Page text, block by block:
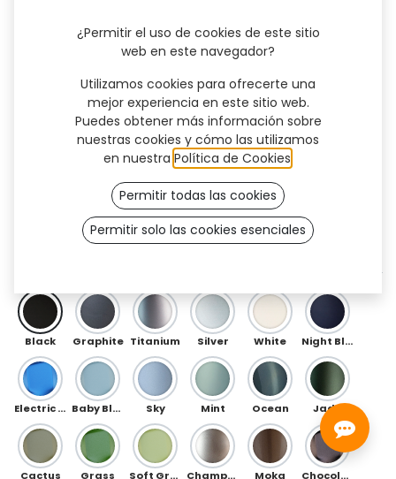
Next (TF)
Black Graphite Titanium Silver White Night Blue
Electric Blue Baby Blue Sky Mint Ocean Jade
Cactus Grass Soft Green Champagne Moka Chocolate
¿Permitir el uso de cookies de este sitio
web en este navegador?
Utilizamos cookies para ofrecerte una
mejor experiencia en este sitio web.
Puedes obtener más información sobre
nuestras cookies y cómo las utilizamos
en nuestra Política de Cookies
Permitir todas las cookies
Permitir solo las cookies esenciales